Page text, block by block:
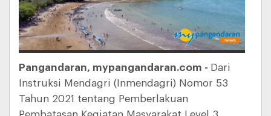
Pangandaran, mypangandaran.com - Dari
Instruksi Mendagri (Inmendagri) Nomor 53
Tahun 2021 tentang Pemberlakuan